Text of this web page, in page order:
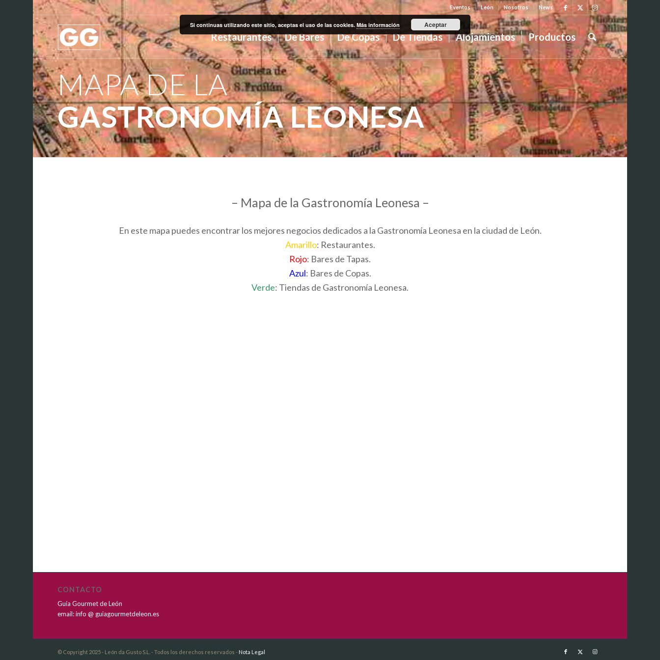
Eventos León Nosotros News
Restaurantes De Bares De Copas De Tiendas Alojamientos Productos
MAPA DE LA
GASTRONOMÍA LEONESA
– Mapa de la Gastronomía Leonesa –
En este mapa puedes encontrar los mejores negocios dedicados a la Gastronomía Leonesa en la ciudad de León.
Amarillo: Restaurantes.
Rojo: Bares de Tapas.
Azul: Bares de Copas.
Verde: Tiendas de Gastronomía Leonesa.
CONTACTO
Guía Gourmet de León
email: info @ guiagourmetdeleon.es
© Copyright 2025 - León da Gusto S.L. - Todos los derechos reservados - Nota Legal
Si continuas utilizando este sitio, aceptas el uso de las cookies. Más información Aceptar